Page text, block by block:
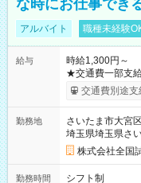
な時にお仕事でき
アルバイト 職種未経験
給与
時給1,300円～
★交通費一部支給 時給1,300円～ ※試験・役割により手当
※勤務回数によ
り！】 希望さ
例】 ・河合塾模
×8時間＝日収
円の場合あり ・
円（役割手当＋
間】試用期間なし
交通費別途支
勤務地
さいたま市大宮区
埼玉県埼玉県さ
株式会社全国
勤務時間
シフト制